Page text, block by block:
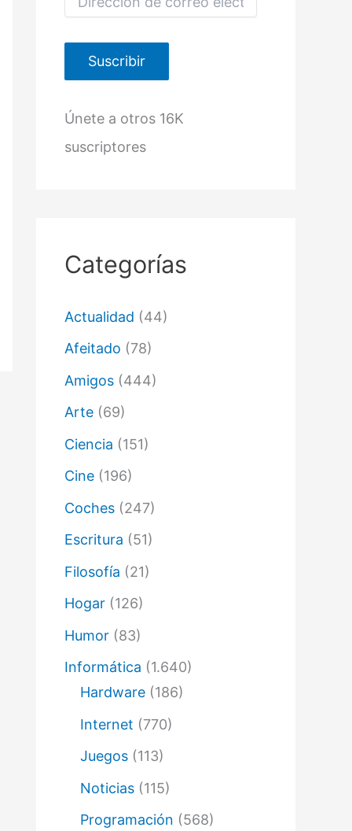
e
n
e
e
t
ó
i
o
Suscribir
Únete a otros 16K
suscriptores
Categorías
Actualidad (44)
Afeitado (78)
Amigos (444)
Arte (69)
Ciencia (151)
Cine (196)
Coches (247)
Escritura (51)
Filosofía (21)
Hogar (126)
Humor (83)
Informática (1.640)
Hardware (186)
Internet (770)
Juegos (113)
Noticias (115)
Programación (568)